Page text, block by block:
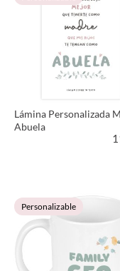
Lámina Personalizada
Abuela
VER PRODUCTO
Personalizable